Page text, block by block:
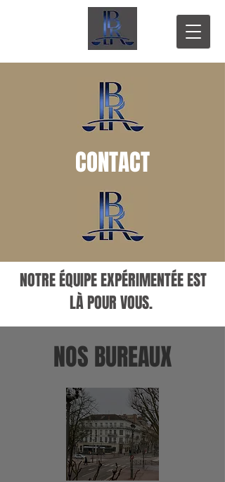
CONTACT
NOTRE ÉQUIPE EXPÉRIMENTÉE EST
LÀ POUR VOUS.
NOS BUREAUX